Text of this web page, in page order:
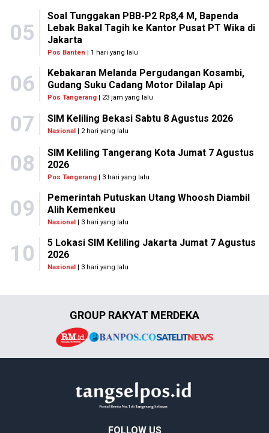
05
Soal Tunggakan PBB-P2 Rp8,4 M, Bapenda
Lebak Bakal Tagih ke Kantor Pusat PT Wika di
Jakarta
Pos Banten | 1 hari yang lalu
06
Kebakaran Melanda Pergudangan Kosambi,
Gudang Suku Cadang Motor Dilalap Api
Pos Tangerang| 23 jam yang lalu
07 SIM Keliling Bekasi Sabtu 8 Agustus 2026
Nasional | 2 hari yang lalu
08
SIM Keliling Tangerang Kota Jumat 7 Agustus
2026
Pos Tangerang| 3 hari yang lalu
09
Pemerintah Putuskan Utang Whoosh Diambil
Alih Kemenkeu
Nasional| 3 hari yang lalu
10
5 Lokasi SIM Keliling Jakarta Jumat 7 Agustus
2026
Nasional| 3 hari yang lalu
GROUP RAKYAT MERDEKA
FOLLOW US